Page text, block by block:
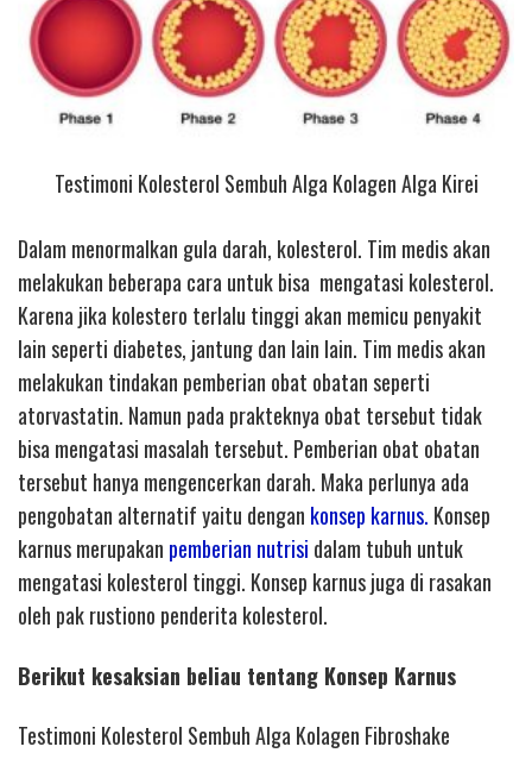
Testimoni Kolesterol Sembuh Alga Kolagen Alga Kirei
Dalam menormalkan gula darah, kolesterol. Tim medis akan
melakukan beberapa cara untuk bisa mengatasi kolesterol.
Karena jika kolestero terlalu tinggi akan memicu penyakit
lain seperti diabetes, jantung dan lain lain. Tim medis akan
melakukan tindakan pemberian obat obatan seperti
atorvastatin. Namun pada prakteknya obat tersebut tidak
bisa mengatasi masalah tersebut. Pemberian obat obatan
tersebut hanya mengencerkan darah. Maka perlunya ada
pengobatan alternatif yaitu dengan konsep karnus. Konsep
karnus merupakan pemberian nutrisi dalam tubuh untuk
mengatasi kolesterol tinggi. Konsep karnus juga di rasakan
oleh pak rustiono penderita kolesterol.
Berikut kesaksian beliau tentang Konsep Karnus
Testimoni Kolesterol Sembuh Alga Kolagen Fibroshake